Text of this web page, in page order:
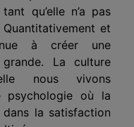
qu’elle n’a pas
et
à créer une
La culture
nous vivons
psychologie où la
la satisfaction